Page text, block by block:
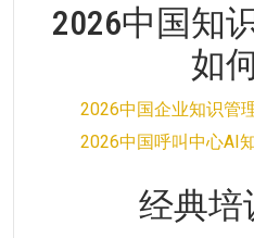
2026中国知
如
2026中国企业知识管
2026中国呼叫中心AI
经典培